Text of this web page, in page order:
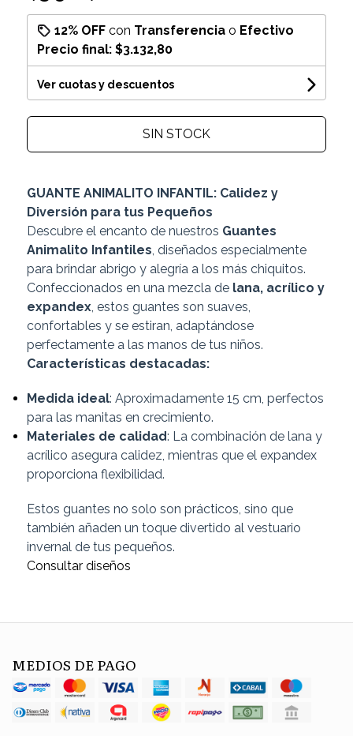
12% OFFcon Transferenciao Efectivo
Precio final: $3.132,80
Ver cuotas y descuentos
SIN STOCK
GUANTE ANIMALITO INFANTIL: Calidez y
Diversión para tus Pequeños
Descubre el encanto de nuestros Guantes
Animalito Infantiles , diseñados especialmente
para brindar abrigo y alegría a los más chiquitos.
Confeccionados en una mezcla de lana, acrílico y
expandex, estos guantes son suaves,
confortables y se estiran, adaptándose
perfectamente a las manos de tus niños.
Características destacadas:
Medida ideal: Aproximadamente 15 cm, perfectos
para las manitas en crecimiento.
Materiales de calidad: La combinación de lana y
acrílico asegura calidez, mientras que el expandex
proporciona flexibilidad.
Estos guantes no solo son prácticos, sino que
también añaden un toque divertido al vestuario
invernal de tus pequeños.
Consultar diseños
MEDIOS DE PAGO